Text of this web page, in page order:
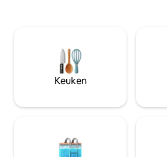
belooft je verblijf onvergetelijk te zijn.
Omarm het rijke culturele erfgoed van
Batroun door nu te boeken voor een
onvergetelijk en verjongend uitje!
Keuken